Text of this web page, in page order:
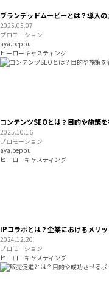
ブランデッドムービーとは？導入
2025.05.07
プロモーション
aya.beppu
ヒーローキャスティング
コンテンツSEOとは？目的や施策
2025.10.16
プロモーション
aya.beppu
ヒーローキャスティング
IPコラボとは？企業におけるメリ
2024.12.20
プロモーション
ヒーローキャスティング